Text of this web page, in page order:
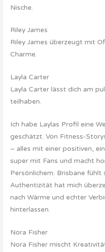
Nische.
Riley James
Riley James überzeugt mit
Charme.
Layla Carter
Layla Carter lässt dich am
teilhaben.
Ich habe Laylas Profil eine
geschätzt. Von Fitness-
– alles mit einer positiven,
super mit Fans und macht
Persönlichem. Brisbane fühlt
Authentizität hat mich
nach Wärme und echter
hinterlassen.
Nora Fisher
Nora Fisher mischt